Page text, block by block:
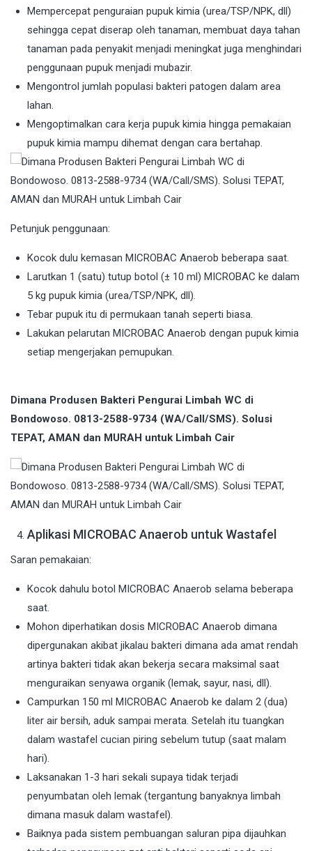
Mempercepat penguraian pupuk kimia (urea/TSP/NPK, dll)
sehingga cepat diserap oleh tanaman, membuat daya tahan
tanaman pada penyakit menjadi meningkat juga menghindari
penggunaan pupuk menjadi mubazir.
Mengontrol jumlah populasi bakteri patogen dalam area
lahan.
Mengoptimalkan cara kerja pupuk kimia hingga pemakaian
pupuk kimia mampu dihemat dengan cara bertahap.
Petunjuk penggunaan:
Kocok dulu kemasan MICROBAC Anaerob beberapa saat.
Larutkan 1 (satu) tutup botol (± 10 ml) MICROBAC ke dalam
5 kg pupuk kimia (urea/TSP/NPK, dll).
Tebar pupuk itu di permukaan tanah seperti biasa.
Lakukan pelarutan MICROBAC Anaerob dengan pupuk kimia
setiap mengerjakan pemupukan.
Dimana Produsen Bakteri Pengurai Limbah WC di
Bondowoso. 0813-2588-9734 (WA/Call/SMS). Solusi
TEPAT, AMAN dan MURAH untuk Limbah Cair
Aplikasi MICROBAC Anaerob untuk Wastafel
Saran pemakaian:
Kocok dahulu botol MICROBAC Anaerob selama beberapa
saat.
Mohon diperhatikan dosis MICROBAC Anaerob dimana
dipergunakan akibat jikalau bakteri dimana ada amat rendah
artinya bakteri tidak akan bekerja secara maksimal saat
menguraikan senyawa organik (lemak, sayur, nasi, dll).
Campurkan 150 ml MICROBAC Anaerob ke dalam 2 (dua)
liter air bersih, aduk sampai merata. Setelah itu tuangkan
dalam wastafel cucian piring sebelum tutup (saat malam
hari).
Laksanakan 1-3 hari sekali supaya tidak terjadi
penyumbatan oleh lemak (tergantung banyaknya limbah
dimana masuk dalam wastafel).
Baiknya pada sistem pembuangan saluran pipa dijauhkan